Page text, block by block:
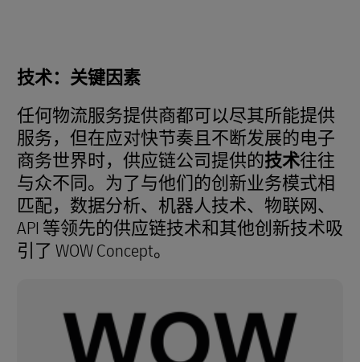
技术：关键因素
任何物流服务提供商都可以尽其所能提供
服务，但在应对快节奏且不断发展的电子
商务世界时，供应链公司提供的技术往往
与众不同。为了与他们的创新业务模式相
匹配，数据分析、机器人技术、物联网、
API 等领先的供应链技术和其他创新技术吸
引了 WOW Concept。